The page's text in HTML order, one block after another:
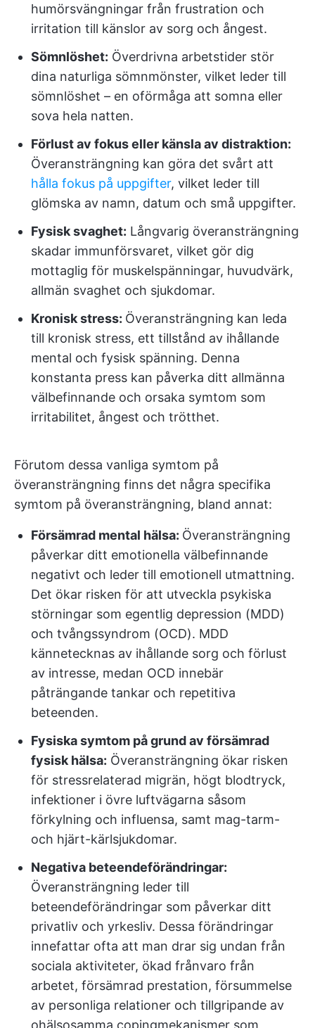
humörsvängningar från frustration och
irritation till känslor av sorg och ångest.
Sömnlöshet: Överdrivna arbetstider stör
dina naturliga sömnmönster, vilket leder till
sömnlöshet – en oförmåga att somna eller
sova hela natten.
Förlust av fokus eller känsla av distraktion:
Överansträngning kan göra det svårt att
hålla fokus på uppgifter, vilket leder till
glömska av namn, datum och små uppgifter.
Fysisk svaghet: Långvarig överansträngning
skadar immunförsvaret, vilket gör dig
mottaglig för muskelspänningar, huvudvärk,
allmän svaghet och sjukdomar.
Kronisk stress: Överansträngning kan leda
till kronisk stress, ett tillstånd av ihållande
mental och fysisk spänning. Denna
konstanta press kan påverka ditt allmänna
välbefinnande och orsaka symtom som
irritabilitet, ångest och trötthet.
Förutom dessa vanliga symtom på
överansträngning finns det några specifika
symtom på överansträngning, bland annat:
Försämrad mental hälsa: Överansträngning
påverkar ditt emotionella välbefinnande
negativt och leder till emotionell utmattning.
Det ökar risken för att utveckla psykiska
störningar som egentlig depression (MDD)
och tvångssyndrom (OCD). MDD
kännetecknas av ihållande sorg och förlust
av intresse, medan OCD innebär
påträngande tankar och repetitiva
beteenden.
Fysiska symtom på grund av försämrad
fysisk hälsa: Överansträngning ökar risken
för stressrelaterad migrän, högt blodtryck,
infektioner i övre luftvägarna såsom
förkylning och influensa, samt mag-tarm-
och hjärt-kärlsjukdomar.
Negativa beteendeförändringar:
Överansträngning leder till
beteendeförändringar som påverkar ditt
privatliv och yrkesliv. Dessa förändringar
innefattar ofta att man drar sig undan från
sociala aktiviteter, ökad frånvaro från
arbetet, försämrad prestation, försummelse
av personliga relationer och tillgripande av
ohälsosamma copingmekanismer som